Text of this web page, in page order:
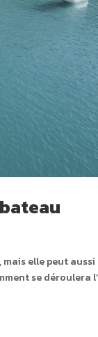
elle peut
se déroulera